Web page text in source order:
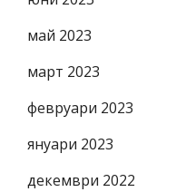
май 2023
март 2023
февруари 2023
януари 2023
декември 2022